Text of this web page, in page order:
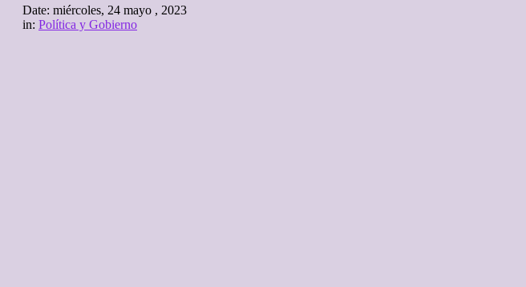
Date: miércoles, 24 mayo , 2023
in: Política y Gobierno